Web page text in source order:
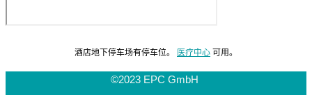
酒店地下停车场有停车位。 医疗中心 可用。
©2023 EPC GmbH